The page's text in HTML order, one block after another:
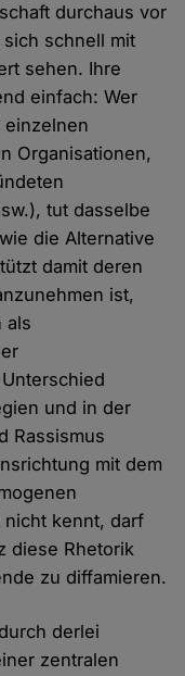
durchaus vor
schnell mit
sehen. Ihre
einfach: Wer
einzelnen
Organisationen,
tut dasselbe
die Alternative
damit deren
ist,
als
und in der
Rassismus
mit dem
nicht kennt, darf
diese Rhetorik
zu diffamieren.
derlei
zentralen